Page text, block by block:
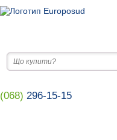
(068) 296-15-15